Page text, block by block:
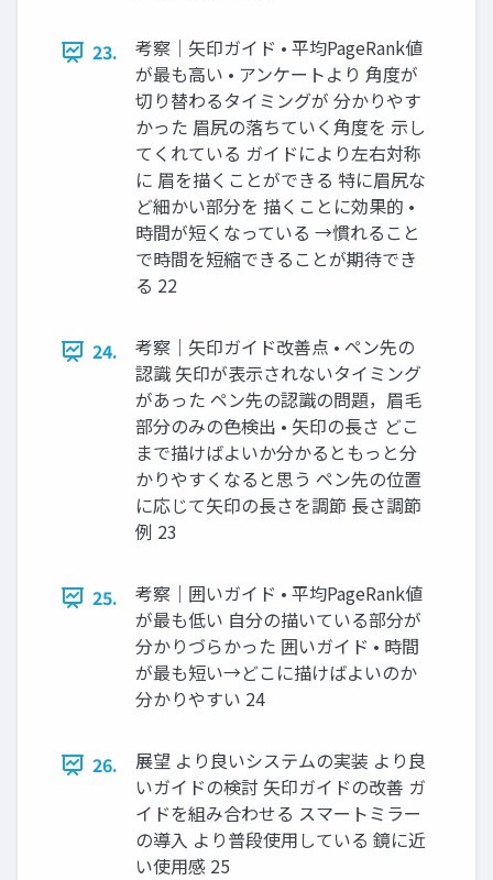
23.
考察｜矢印ガイド • 平均PageRank値
が最も高い • アンケートより 角度が
切り替わるタイミングが 分かりやす
かった 眉尻の落ちていく角度を 示し
てくれている ガイドにより左右対称
に 眉を描くことができる 特に眉尻な
ど細かい部分を 描くことに効果的 •
時間が短くなっている →慣れること
で時間を短縮できることが期待でき
る 22
24.
考察｜矢印ガイド改善点 • ペン先の
認識 矢印が表示されないタイミング
があった ペン先の認識の問題，眉毛
部分のみの色検出 • 矢印の長さ どこ
まで描けばよいか分かるともっと分
かりやすくなると思う ペン先の位置
に応じて矢印の長さを調節 長さ調節
例 23
25.
考察｜囲いガイド • 平均PageRank値
が最も低い 自分の描いている部分が
分かりづらかった 囲いガイド • 時間
が最も短い→どこに描けばよいのか
分かりやすい 24
26.
展望 より良いシステムの実装 より良
いガイドの検討 矢印ガイドの改善 ガ
イドを組み合わせる スマートミラー
の導入 より普段使用している 鏡に近
い使用感 25